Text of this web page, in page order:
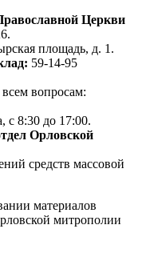
Церкви
площадь, д. 1.
59-14-95
вопросам:
с 8:30 до 17:00.
Орловской
средств массовой
материалов
митрополии